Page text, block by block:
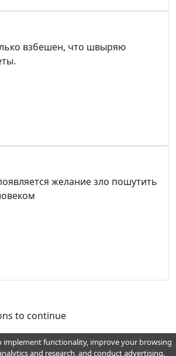
взбешен, что швыряю
желание зло пошутить
to continue
implement functionality, improve your browsing
and research, and conduct advertising.